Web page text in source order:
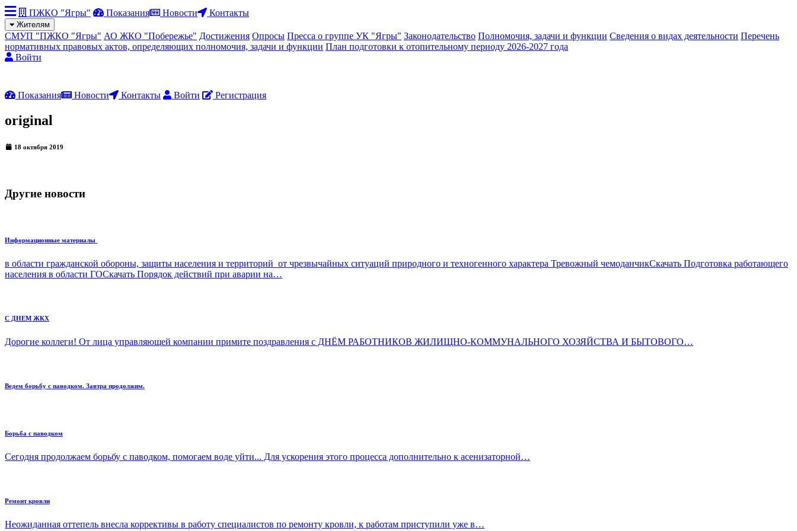
ПЖКО "Ягры" Показания Новости Контакты
Жителям
СМУП "ПЖКО "Ягры" АО ЖКО "Побережье" Достижения Опросы Пресса о группе УК "Ягры" Законодательство Полномочия, задачи и функции Сведения о видах деятельности Перечень
нормативных правовых актов, определяющих полномочия, задачи и функции План подготовки к отопительному периоду 2026-2027 года
Войти
Показания Новости Контакты Войти Регистрация
original
18 октября 2019
Другие новости
Информационные материалы
в области гражданской обороны, защиты населения и территорий от чрезвычайных ситуаций природного и техногенного характера Тревожный чемоданчикСкачать Подготовка работающего
населения в области ГОСкачать Порядок действий при аварии на…
С ДНЕМ ЖКХ
Дорогие коллеги! От лица управляющей компании примите поздравления с ДНЁМ РАБОТНИКОВ ЖИЛИЩНО-КОММУНАЛЬНОГО ХОЗЯЙСТВА И БЫТОВОГО…
Ведем борьбу с паводком. Завтра продолжим.
Борьба с паводком
Сегодня продолжаем борьбу с паводком, помогаем воде уйти... Для ускорения этого процесса дополнительно к асенизаторной…
Ремонт кровли
Неожиданная оттепель внесла коррективы в работу специалистов по ремонту кровли, к работам приступили уже в…